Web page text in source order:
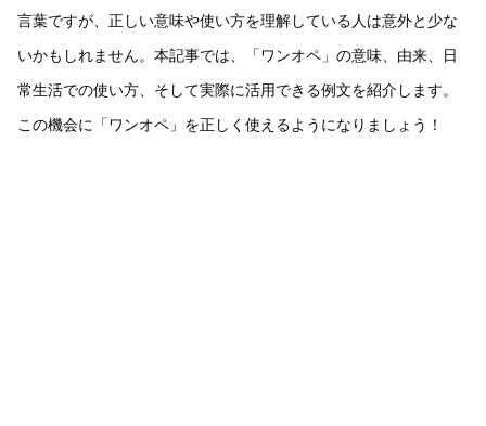
言葉ですが、正しい意味や使い方を理解している人は意外と少な
いかもしれません。本記事では、「ワンオペ」の意味、由来、日
常生活での使い方、そして実際に活用できる例文を紹介します。
この機会に「ワンオペ」を正しく使えるようになりましょう！